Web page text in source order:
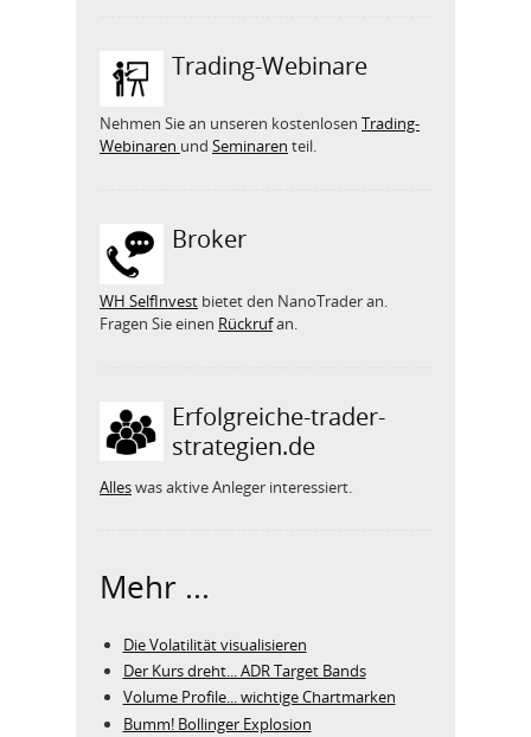
Trading-Webinare
Nehmen Sie an unseren kostenlosen Trading-
Webinaren und Seminaren teil.
Broker
WH SelfInvest bietet den NanoTrader an.
Fragen Sie einen Rückrufan.
Erfolgreiche-trader-
strategien.de
Alleswas aktive Anleger interessiert.
Mehr ...
Die Volatilität visualisieren
Der Kurs dreht... ADR Target Bands
Volume Profile... wichtige Chartmarken
Bumm! Bollinger Explosion